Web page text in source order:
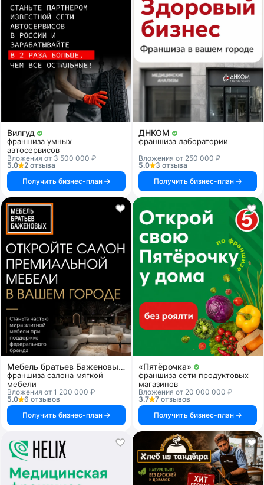
Вилгуд
франшиза умных
автосервисов
Вложения от 3 500 000 ₽
5.0
2 отзыва
Получить бизнес-план
ДНКОМ
франшиза лаборатории
Вложения от 250 000 ₽
5.0
3 отзыва
Получить бизнес-план
Мебель братьев Баженовых
франшиза салона мягкой
мебели
Вложения от 1 200 000 ₽
5.0
6 отзывов
Получить бизнес-план
«Пятёрочка»
франшиза сети продуктовых
магазинов
Вложения от 20 000 000 ₽
3.7
7 отзывов
Получить бизнес-план